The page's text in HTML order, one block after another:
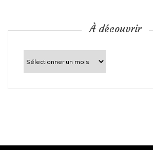
c
À découvrir
À
découvrir